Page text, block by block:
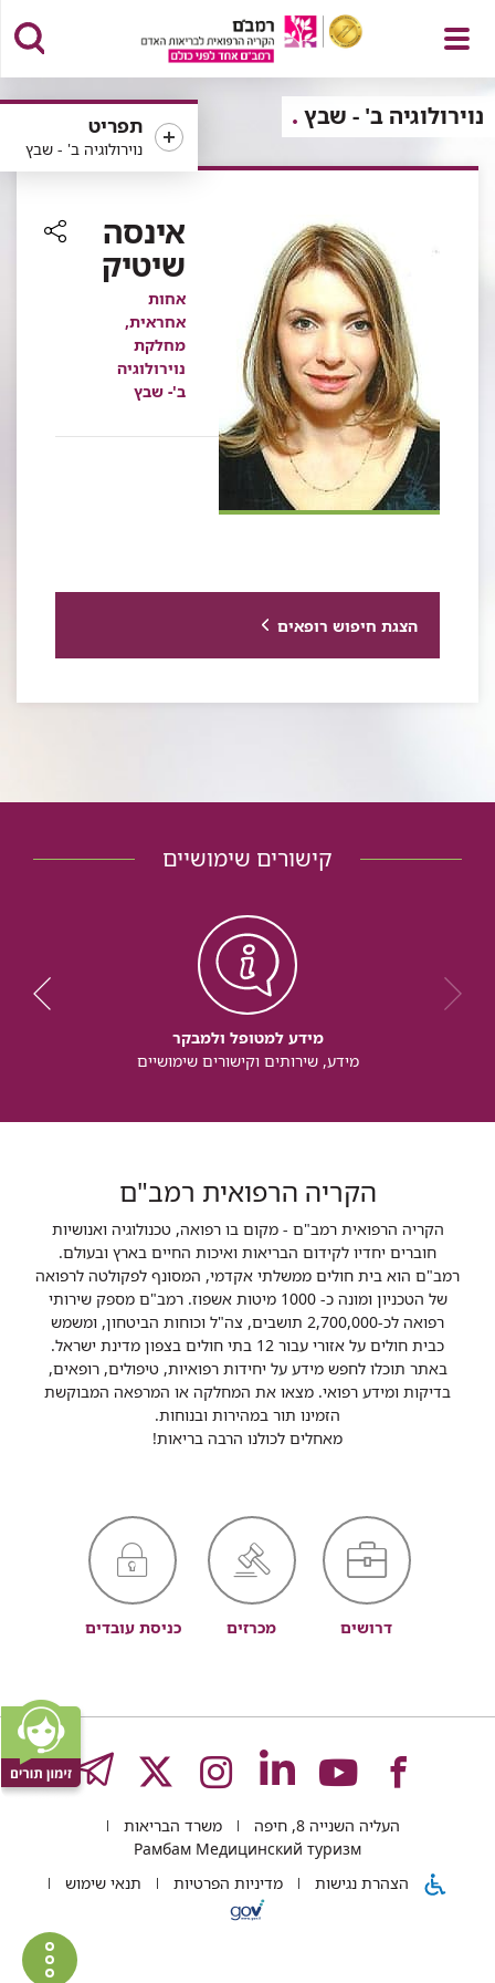
פתח
תפריט
תפריט
נוירולוגיה ב' - שבץ
נוירולוגיה ב' - שבץ
אינסה
שיטיק
אחות
אחראית,
מחלקת
נוירולוגיה
ב'- שבץ
הצגת חיפוש רופאים
קישורים שימושיים
מידע למטופל ולמבקר
מידע, שירותים וקישורים שימושיים
הקריה הרפואית רמב"ם
הקריה הרפואית רמב"ם - מקום בו רפואה, טכנולוגיה ואנושיות
חוברים יחדיו לקידום הבריאות ואיכות החיים בארץ ובעולם.
רמב"ם הוא בית חולים ממשלתי אקדמי, המסונף לפקולטה לרפואה
של הטכניון ומונה כ- 1000 מיטות אשפוז. רמב"ם מספק שירותי
רפואה לכ-2,700,000 תושבים, צה"ל וכוחות הביטחון, ומשמש
כבית חולים על אזורי עבור 12 בתי חולים בצפון מדינת ישראל.
באתר תוכלו לחפש מידע על יחידות רפואיות, טיפולים, רופאים,
בדיקות ומידע רפואי. מצאו את המחלקה או המרפאה המבוקשת
הזמינו תור במהירות ובנוחות.
מאחלים לכולנו הרבה בריאות!
דרושים מכרזים כניסת עובדים
לעמוד
של
לעמוד
של
לעמוד
של
לעמוד
של
רמב"ם
לעמוד
של
רמב"ם
העליה השנייה 8, חיפה
משרד הבריאות
Рамбам Медицинский туризм
הצהרת נגישות
מדיניות הפרטיות תנאי שימוש